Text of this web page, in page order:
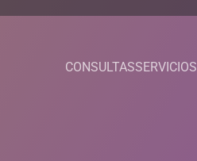
CONSULTASSERVICIOS